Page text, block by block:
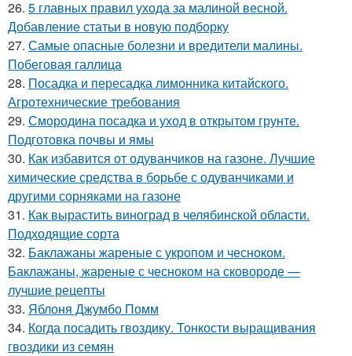
26. 5 главных правил ухода за малиной весной.
Добавление статьи в новую подборку
27. Самые опасные болезни и вредители малины.
Побеговая галлица
28. Посадка и пересадка лимонника китайского.
Агротехнические требования
29. Смородина посадка и уход в открытом грунте.
Подготовка почвы и ямы
30. Как избавится от одуванчиков на газоне. Лучшие
химические средства в борьбе с одуванчиками и
другими сорняками на газоне
31. Как вырастить виноград в челябинской области.
Подходящие сорта
32. Баклажаны жареные с укропом и чесноком.
Баклажаны, жареные с чесноком на сковороде —
лучшие рецепты
33. Яблоня Джумбо Помм
34. Когда посадить гвоздику. Тонкости выращивания
гвоздики из семян